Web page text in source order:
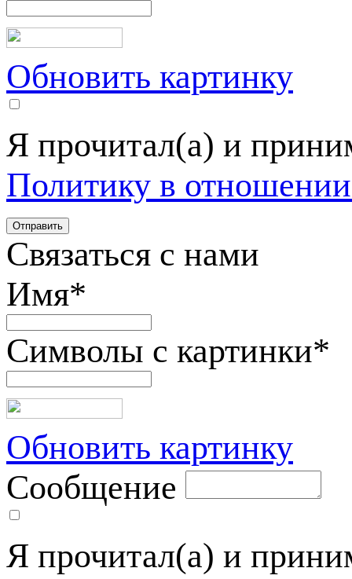
Обновить картинку
Я прочитал(а) и
Политику в
Связаться с нами
Имя*
Символы с картинки*
Обновить картинку
Сообщение
Я прочитал(а) и